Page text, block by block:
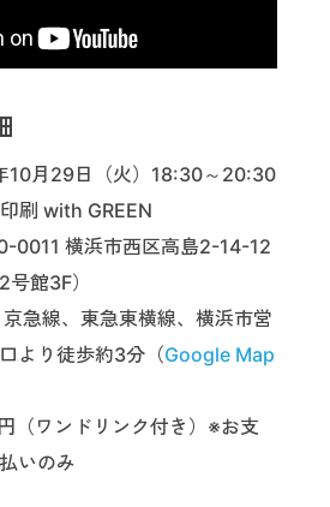
10月29日（火）18:30～20:30
刷 with GREEN
0011 横浜市西区高島2-14-12
館3F）
急線、東急東横線、横浜市営
より徒歩約3分（Google Map
（ワンドリンク付き）※お支
いのみ